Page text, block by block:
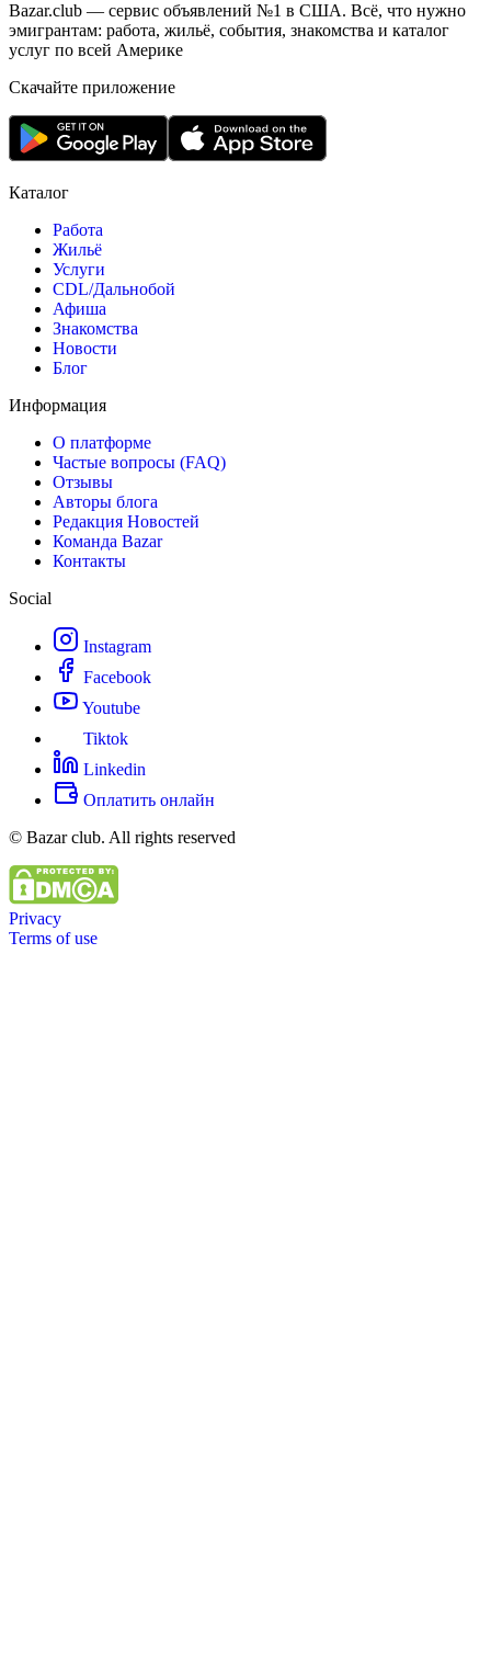
Bazar.club — сервис объявлений №1 в США. Всё, что нужно
эмигрантам: работа, жильё, события, знакомства и каталог
услуг по всей Америке
Скачайте приложение
Каталог
Работа
Жильё
Услуги
CDL/Дальнобой
Афиша
Знакомства
Новости
Блог
Информация
О платформе
Частые вопросы (FAQ)
Отзывы
Авторы блога
Редакция Новостей
Команда Bazar
Контакты
Social
Instagram
Facebook
Youtube
Tiktok
Linkedin
Оплатить онлайн
© Bazar club. All rights reserved
Privacy
Terms of use